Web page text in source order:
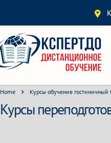
Home Курсы обучение гостиничный
Курсы